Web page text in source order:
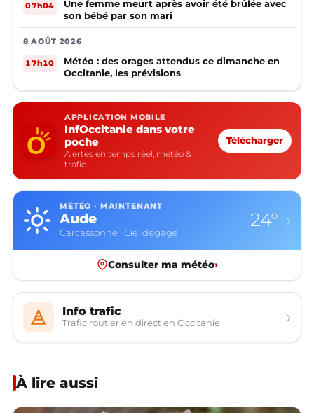
07h04
Une femme meurt après avoir été brûlée avec
son bébé par son mari
8 AOÛT 2026
17h10
Météo : des orages attendus ce dimanche en
Occitanie, les prévisions
APPLICATION MOBILE
InfOccitanie dans votre
poche
Alertes en temps réel, météo &
trafic
Télécharger
MÉTÉO · MAINTENANT
Aude
Carcassonne · Ciel dégagé
24° ›
Consulter ma météo›
Info trafic
Trafic routier en direct en Occitanie ›
À lire aussi